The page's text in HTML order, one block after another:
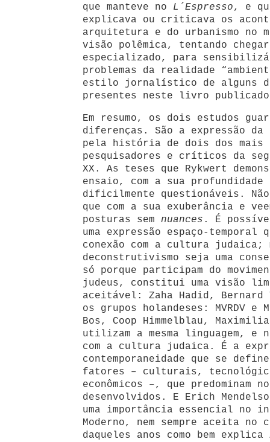
que manteve no L´Espresso, e
explicava ou criticava os
arquitetura e do urbanismo no
visão polêmica, tentando
especializado, para
problemas da realidade
estilo jornalístico de alguns
presentes neste livro
Em resumo, os dois estudos
diferenças. São a expressão da
pela história de dois dos mais
pesquisadores e críticos da
XX. As teses que Rykwert
ensaio, com a sua
dificilmente questionáveis. Não
que com a sua exuberância e
posturas sem nuances . É
uma expressão espaço-temporal
conexão com a cultura judaica;
deconstrutivismo seja uma
só porque participam do
judeus, constitui uma visão
aceitável: Zaha Hadid, Bernard
os grupos holandeses: MVRDV e
Bos, Coop Himmelblau,
utilizam a mesma linguagem, e
com a cultura judaica. É a
contemporaneidade que se
fatores – culturais,
econômicos –, que predominam
desenvolvidos. E Erich
uma importância essencial no
Moderno, nem sempre aceita no
daqueles anos como bem